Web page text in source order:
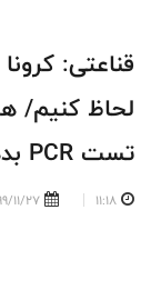
-
قناعتی:
لحاظ کنیم/
تست PCR بدهند
11:18
11/27